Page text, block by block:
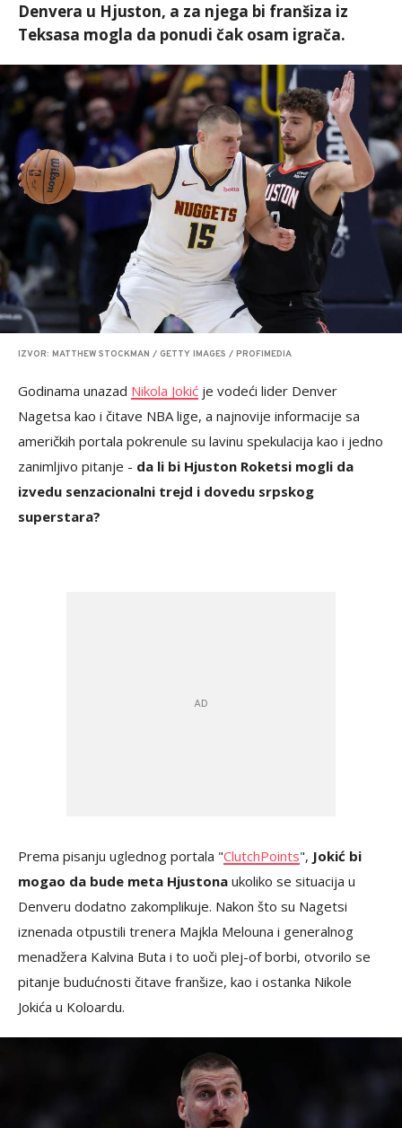
Denvera u Hjuston, a za njega bi franšiza iz
Teksasa mogla da ponudi čak osam igrača.
IZVOR: MATTHEW STOCKMAN / GETTY IMAGES / PROFIMEDIA
Godinama unazad Nikola Jokić je vodeći lider Denver
Nagetsa kao i čitave NBA lige, a najnovije informacije sa
američkih portala pokrenule su lavinu spekulacija kao i jedno
zanimljivo pitanje - da li bi Hjuston Roketsi mogli da
izvedu senzacionalni trejd i dovedu srpskog
superstara?
Prema pisanju uglednog portala "ClutchPoints", Jokić bi
mogao da bude meta Hjustona ukoliko se situacija u
Denveru dodatno zakomplikuje. Nakon što su Nagetsi
iznenada otpustili trenera Majkla Melouna i generalnog
menadžera Kalvina Buta i to uoči plej-of borbi, otvorilo se
pitanje budućnosti čitave franšize, kao i ostanka Nikole
Jokića u Koloardu.